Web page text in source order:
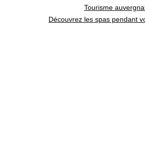
Tourisme
Découvrez les spas pendant